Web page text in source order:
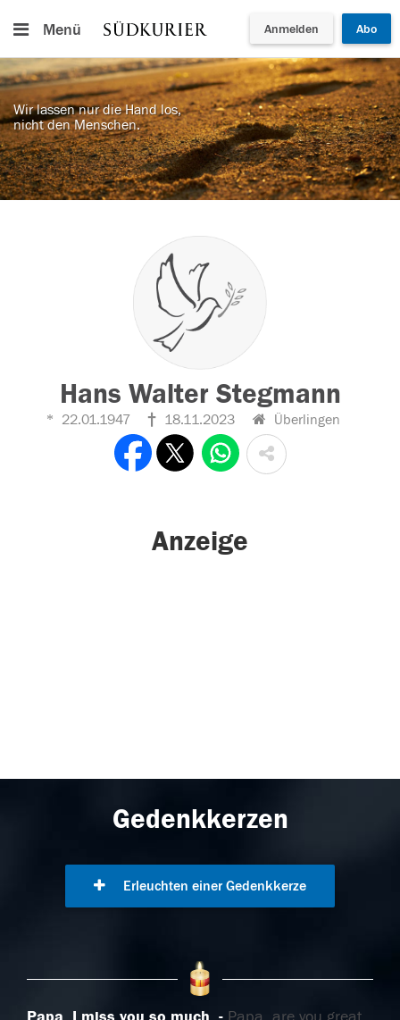
Menü Anmelden Abo
Wir lassen nur die Hand los,
nicht den Menschen.
Hans Walter Stegmann
22.01.1947 18.11.2023 Überlingen
Anzeige
Gedenkkerzen
Erleuchten einer Gedenkkerze